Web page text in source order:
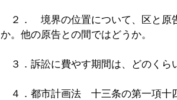
２． 境界の位置について、区と原
か。他の原告との間ではどうか。
３．訴訟に費やす期間は、どのくら
４．都市計画法 十三条の第一項十